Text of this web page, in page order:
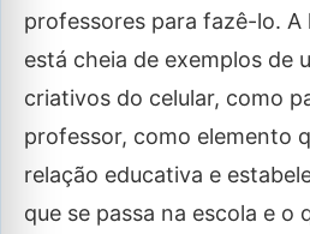
professores para fazê-lo.
está cheia de exemplos de
criativos do celular, como
professor, como elemento
relação educativa e
que se passa na escola e o